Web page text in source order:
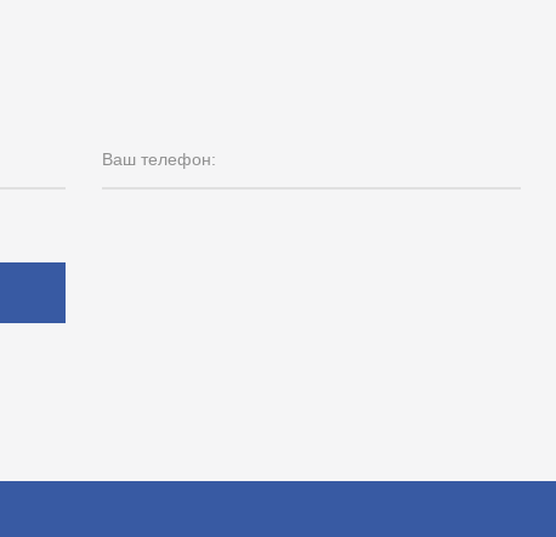
Ваш телефон: